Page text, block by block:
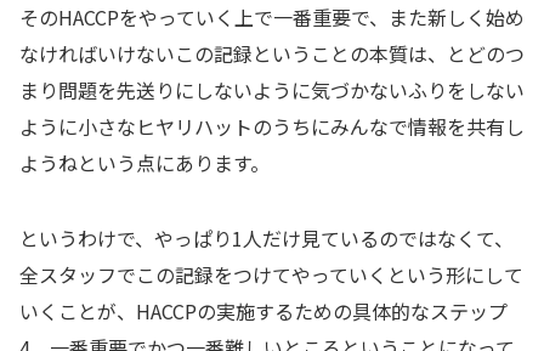
そのHACCPをやっていく上で一番重要で、また新しく始め
なければいけないこの記録ということの本質は、とどのつ
まり問題を先送りにしないように気づかないふりをしない
ように小さなヒヤリハットのうちにみんなで情報を共有し
ようねという点にあります。
というわけで、やっぱり1人だけ見ているのではなくて、
全スタッフでこの記録をつけてやっていくという形にして
いくことが、HACCPの実施するための具体的なステップ